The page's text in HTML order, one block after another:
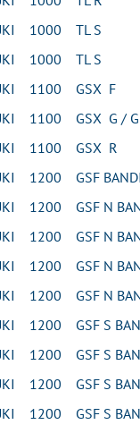
1000 TL S
1000 TL S
1100 GSX F
1100 GSX G /
1100 GSX R
1200 GSF
1200 GSF N
1200 GSF N
1200 GSF N
1200 GSF N
1200 GSF S
1200 GSF S
1200 GSF S
1200 GSF S